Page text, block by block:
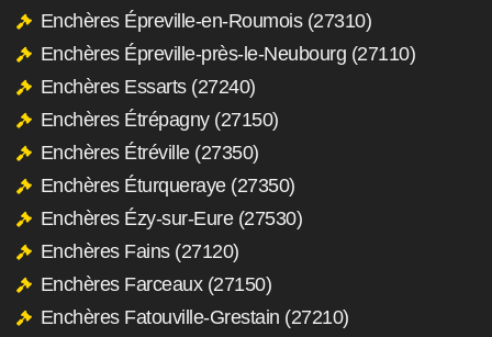
Enchères Épreville-en-Roumois (27310)
Enchères Épreville-près-le-Neubourg (27110)
Enchères Essarts (27240)
Enchères Étrépagny (27150)
Enchères Étréville (27350)
Enchères Éturqueraye (27350)
Enchères Ézy-sur-Eure (27530)
Enchères Fains (27120)
Enchères Farceaux (27150)
Enchères Fatouville-Grestain (27210)